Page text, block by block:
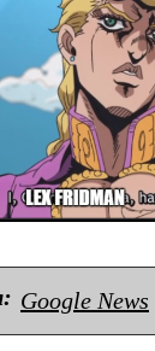
Google News